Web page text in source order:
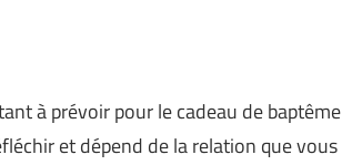
à prévoir pour le cadeau de baptême
et dépend de la relation que vous